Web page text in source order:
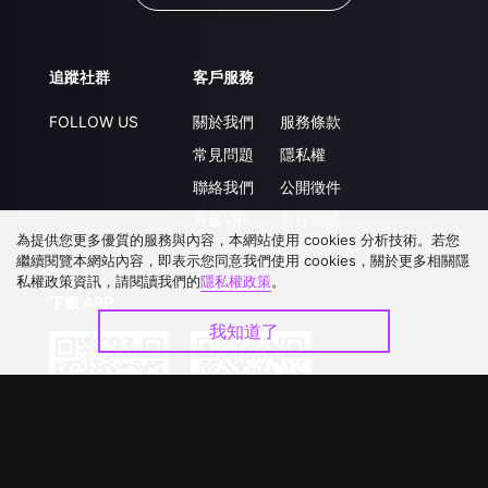
追蹤社群
FOLLOW US
客戶服務
關於我們
常見問題
聯絡我們
服務條款
隱私權
公開徵件
為提供您更多優質的服務與內容，本網站使用 cookies 分析技術。若您
繼續閱覽本網站內容，即表示您同意我們使用 cookies，關於更多相關隱
私權政策資訊，請閱讀我們的隱私權政策。
我知道了